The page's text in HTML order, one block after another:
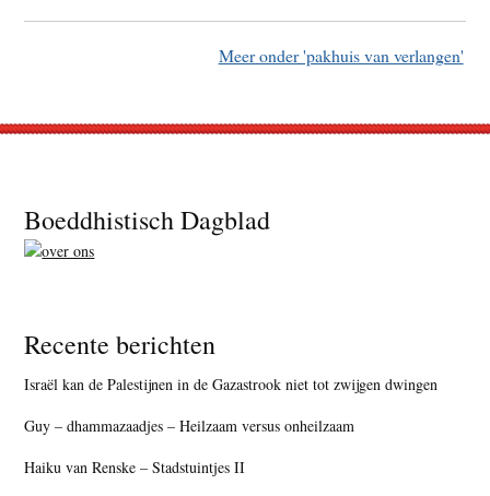
Meer onder 'pakhuis van verlangen'
Footer
Boeddhistisch Dagblad
Recente berichten
Israël kan de Palestijnen in de Gazastrook niet tot zwijgen dwingen
Guy – dhammazaadjes – Heilzaam versus onheilzaam
Haiku van Renske – Stadstuintjes II